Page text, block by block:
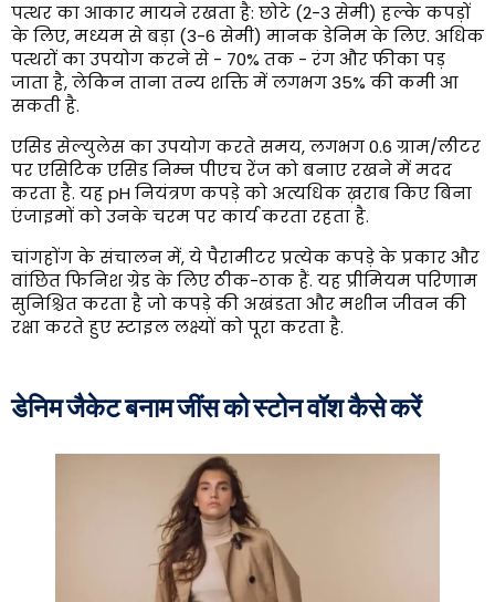
पत्थर का आकार मायने रखता है: छोटे (2-3 सेमी) हल्के कपड़ों
के लिए, मध्यम से बड़ा (3-6 सेमी) मानक डेनिम के लिए. अधिक
पत्थरों का उपयोग करने से - 70% तक - रंग और फीका पड़
जाता है, लेकिन ताना तन्य शक्ति में लगभग 35% की कमी आ
सकती है.
एसिड सेल्युलेस का उपयोग करते समय, लगभग 0.6 ग्राम/लीटर
पर एसिटिक एसिड निम्न पीएच रेंज को बनाए रखने में मदद
करता है. यह pH नियंत्रण कपड़े को अत्यधिक ख़राब किए बिना
एंजाइमों को उनके चरम पर कार्य करता रहता है.
चांगहोंग के संचालन में, ये पैरामीटर प्रत्येक कपड़े के प्रकार और
वांछित फिनिश ग्रेड के लिए ठीक-ठाक हैं. यह प्रीमियम परिणाम
सुनिश्चित करता है जो कपड़े की अखंडता और मशीन जीवन की
रक्षा करते हुए स्टाइल लक्ष्यों को पूरा करता है.
डेनिम जैकेट बनाम जींस को स्टोन वॉश कैसे करें